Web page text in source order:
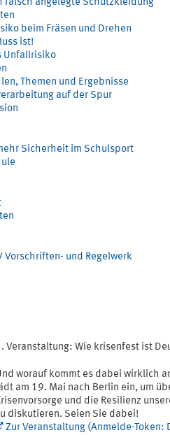
falsch angelegte Schutzkleidung
beim Fräsen und Drehen
ist!
Unfallrisiko
Themen und Ergebnisse
auf der Spur
Sicherheit im Schulsport
Vorschriften- und Regelwerk
Veranstaltung: Wie krisenfest ist
worauf kommt es dabei wirklich
am 19. Mai nach Berlin ein, um
und die Resilienz
diskutieren. Seien Sie dabei!
Zur Veranstaltung (Anmelde-Token: